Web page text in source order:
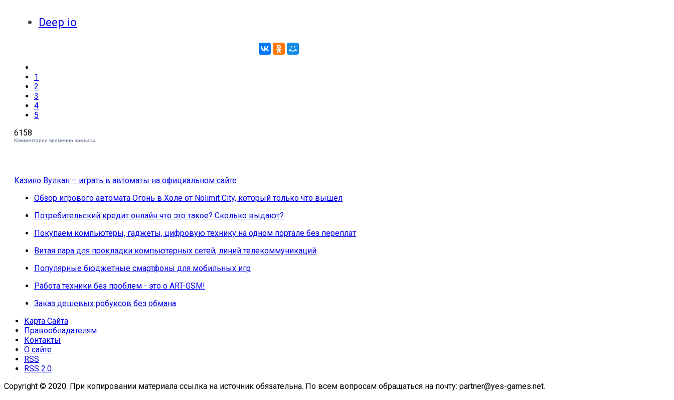
Deep io
1
2
3
4
5
6158
Комментарии временно закрыты.
Казино Вулкан – играть в автоматы на официальном сайте
Обзор игрового автомата Огонь в Холе от Nolimit City, который только что вышел
Потребительский кредит онлайн что это такое? Сколько выдают?
Покупаем компьютеры, гаджеты, цифровую технику на одном портале без переплат
Витая пара для прокладки компьютерных сетей, линий телекоммуникаций
Популярные бюджетные смартфоны для мобильных игр
Работа техники без проблем - это о ART-GSM!
Заказ дешевых робуксов без обмана
Карта Сайта
Правообладателям
Контакты
О сайте
RSS
RSS 2.0
Copyright © 2020. При копировании материала ссылка на источник обязательна. По всем вопросам обращаться на почту: partner@yes-games.net.